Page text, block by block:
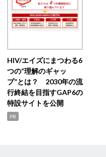
HIV/エイズにまつわる6
つの“理解のギャッ
プ”とは？ 2030年の流
行終結を目指すGAP6の
特設サイトを公開
PR